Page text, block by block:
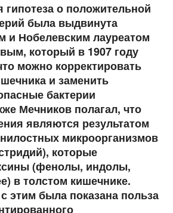
гипотеза о положительной
была выдвинута
и Нобелевским лауреатом
который в 1907 году
можно корректировать
и заменить
бактерии
Мечников полагал, что
являются результатом
микроорганизмов
которые
(фенолы, индолы,
в толстом кишечнике.
этим была показана польза